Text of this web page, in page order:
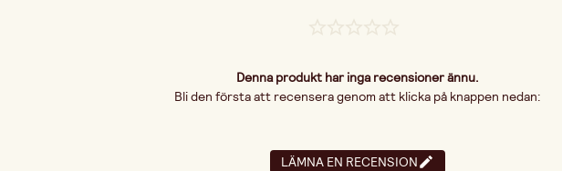
Denna produkt har inga recensioner ännu.
Bli den första att recensera genom att klicka på knappen nedan:
LÄMNA EN RECENSION